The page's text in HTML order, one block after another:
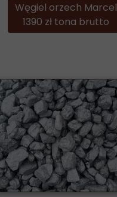
Węgiel orzech Marcel
1390 zł tona brutto